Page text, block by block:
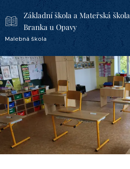
Základní škola a Mateřská škola
Branka u Opavy
Malebná škola